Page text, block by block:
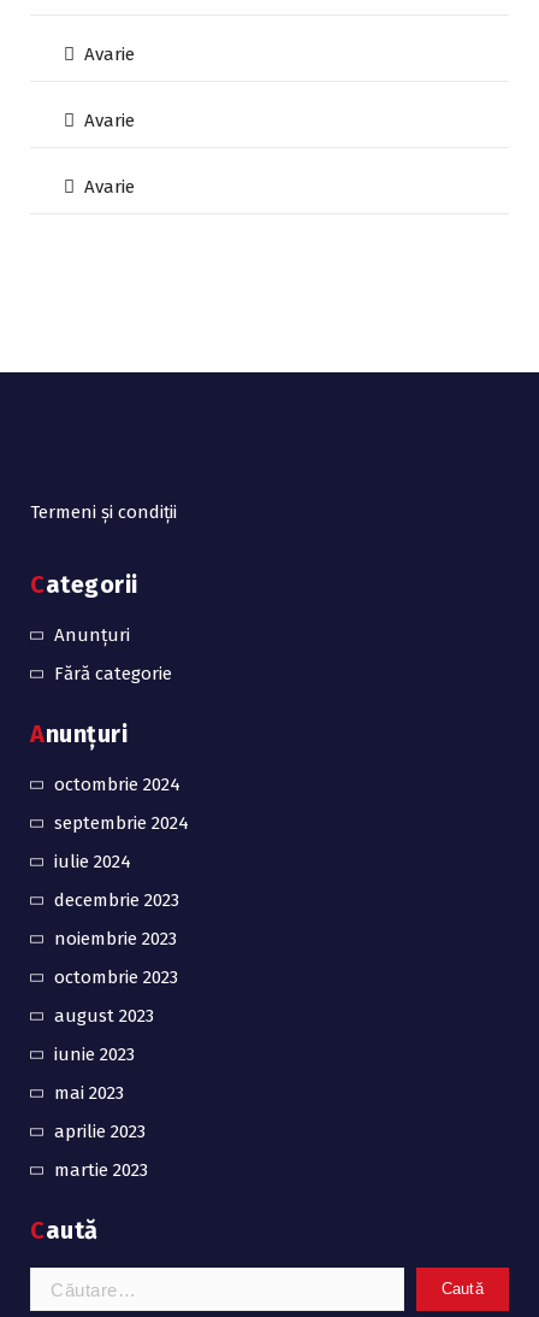
Avarie
Avarie
Avarie
Termeni și condiții
Categorii
Anunțuri
Fără categorie
Anunțuri
octombrie 2024
septembrie 2024
iulie 2024
decembrie 2023
noiembrie 2023
octombrie 2023
august 2023
iunie 2023
mai 2023
aprilie 2023
martie 2023
Caută